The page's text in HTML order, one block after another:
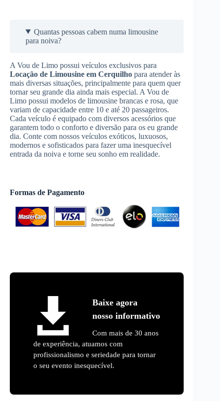
Quantas pessoas cabem numa limousine
para noiva?
A Vou de Limo possui veículos exclusivos para
Locação de Limousine em Cerquilho para atender às
mais diversas situações, principalmente para quem quer
tornar seu grande dia ainda mais especial. A Vou de
Limo possui modelos de limousine brancas e rosa, que
variam de capacidade entre 10 e até 20 passageiros.
Cada veículo é equipado com diversos acessórios que
garantem todo o conforto e diversão para os eu grande
dia. Conte com nossos veículos exóticos, luxuosos,
modernos e sofisticados para fazer uma inesquecível
entrada da noiva e torne seu sonho em realidade.
Formas de Pagamento
Baixe agora
nosso informativo
Com mais de 30 anos
de experiência, atuamos com
profissionalismo e seriedade para tornar
o seu evento inesquecível.